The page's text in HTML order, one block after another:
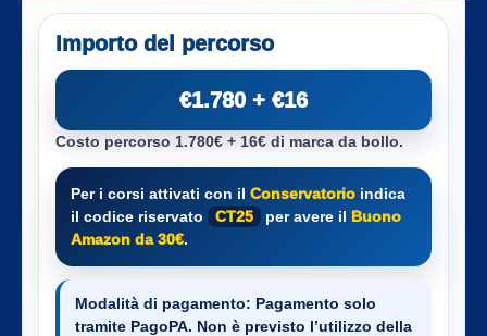
Importo del percorso
€1.780 + €16
Costo percorso 1.780€ + 16€ di marca da bollo.
Per i corsi attivati con il Conservatorio indica
il codice riservato
CT25 per avere il Buono
Amazon da 30€.
Modalità di pagamento: Pagamento solo
tramite PagoPA. Non è previsto l’utilizzo della